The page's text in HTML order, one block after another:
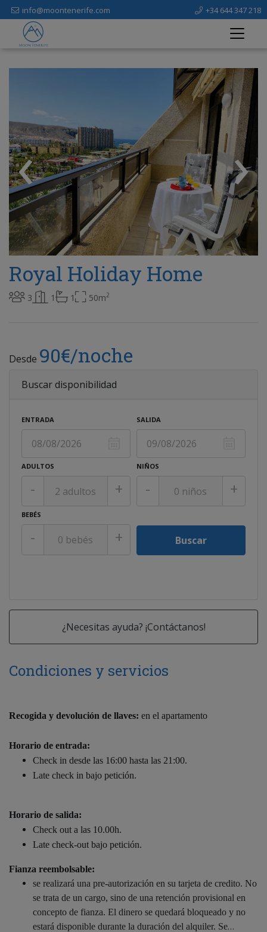
info@moontenerife.com +34 644 347 218
‹ ›
Royal Holiday Home
3 1 1 50m2
Desde 90€/noche
Buscar disponibilidad
ENTRADA SALIDA
ADULTOS
- +
NIÑOS
- +
BEBÉS
- +
¿Necesitas ayuda? ¡Contáctanos!
Condiciones y servicios
Recogida y devolución de llaves: en el apartamento
Horario de entrada:
Check in desde las 16:00 hasta las 21:00.
Late check in bajo petición.
Horario de salida:
Check out a las 10.00h.
Late check-out bajo petición.
Fianza reembolsable:
se realizará una pre-autorización en su tarjeta de credito. No
se trata de un cargo, sino de una retención provisional en
concepto de fianza. El dinero se quedará bloqueado y no
estará disponible durante la duración del alquiler. Se